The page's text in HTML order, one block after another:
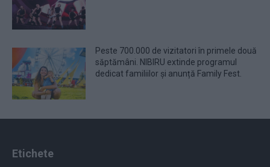
Peste 700.000 de vizitatori în primele două
săptămâni. NIBIRU extinde programul
dedicat familiilor și anunță Family Fest.
Etichete